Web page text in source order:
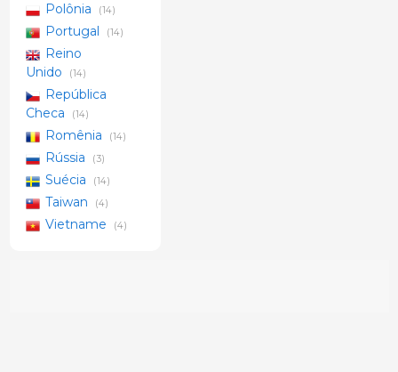
Polônia (14)
Portugal (14)
Reino
Unido
(14)
República
Checa
(14)
Romênia (14)
Rússia (3)
Suécia (14)
Taiwan (4)
Vietname (4)